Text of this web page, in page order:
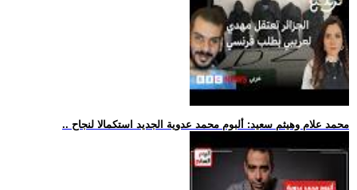
.. محمد علام وهيثم سعيد: ألبوم محمد عدوية الجديد استكمالا لنجاح